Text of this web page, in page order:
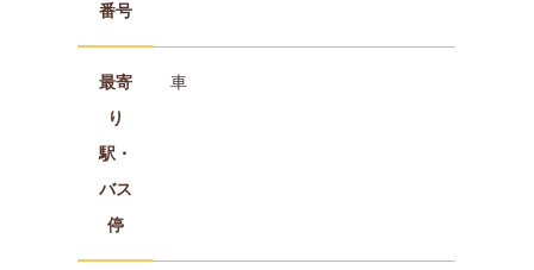
番号
最寄
り
駅・
バス
停
車